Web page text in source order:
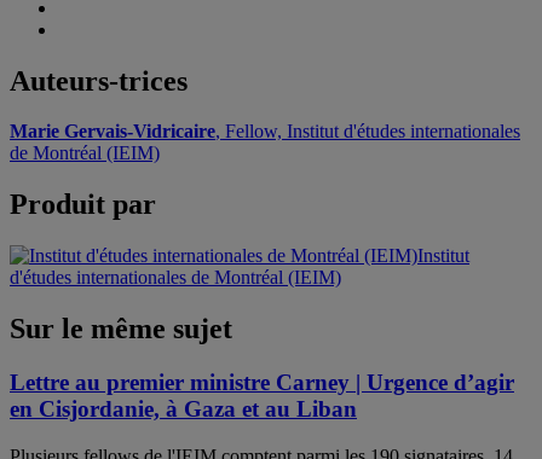
Auteurs-trices
Marie Gervais-Vidricaire, Fellow, Institut d'études internationales
de Montréal (IEIM)
Produit par
Institut
d'études internationales de Montréal (IEIM)
Sur le même sujet
Lettre au premier ministre Carney | Urgence d’agir
en Cisjordanie, à Gaza et au Liban